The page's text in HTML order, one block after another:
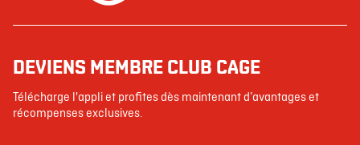
DEVIENS MEMBRE CLUB CAGE
Télécharge l'appli et profites dès maintenant d’avantages et
récompenses exclusives.